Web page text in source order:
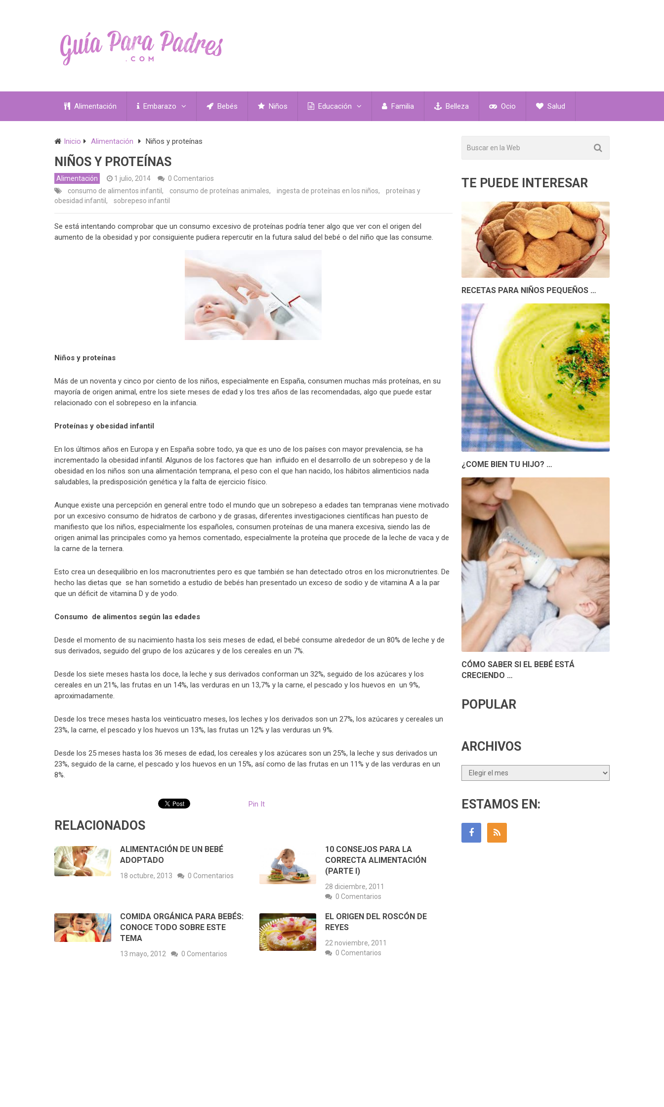
Alimentación Embarazo Bebés Niños Educación Familia Belleza Ocio Salud
Inicio Alimentación Niños y proteínas
NIÑOS Y PROTEÍNAS
Alimentación 1 julio, 2014
0 Comentarios
consumo de alimentos infantil , consumo de proteínas animales, ingesta de proteínas en los niños,
proteínas y
obesidad infantil , sobrepeso infantil
Se está intentando comprobar que un consumo excesivo de proteínas podría tener algo que ver con el origen del
aumento de la obesidad y por consiguiente pudiera repercutir en la futura salud del bebé o del niño que las consume.
Niños y proteínas
Más de un noventa y cinco por ciento de los niños, especialmente en España, consumen muchas más proteínas, en su
mayoría de origen animal, entre los siete meses de edad y los tres años de las recomendadas, algo que puede estar
relacionado con el sobrepeso en la infancia.
Proteínas y obesidad infantil
En los últimos años en Europa y en España sobre todo, ya que es uno de los países con mayor prevalencia, se ha
incrementado la obesidad infantil. Algunos de los factores que han influido en el desarrollo de un sobrepeso y de la
obesidad en los niños son una alimentación temprana, el peso con el que han nacido, los hábitos alimenticios nada
saludables, la predisposición genética y la falta de ejercicio físico.
Aunque existe una percepción en general entre todo el mundo que un sobrepeso a edades tan tempranas viene motivado
por un excesivo consumo de hidratos de carbono y de grasas, diferentes investigaciones científicas han puesto de
manifiesto que los niños, especialmente los españoles, consumen proteínas de una manera excesiva, siendo las de
origen animal las principales como ya hemos comentado, especialmente la proteína que procede de la leche de vaca y de
la carne de la ternera.
Esto crea un desequilibrio en los macronutrientes pero es que también se han detectado otros en los micronutrientes. De
hecho las dietas que se han sometido a estudio de bebés han presentado un exceso de sodio y de vitamina A a la par
que un déficit de vitamina D y de yodo.
Consumo de alimentos según las edades
Desde el momento de su nacimiento hasta los seis meses de edad, el bebé consume alrededor de un 80% de leche y de
sus derivados, seguido del grupo de los azúcares y de los cereales en un 7%.
Desde los siete meses hasta los doce, la leche y sus derivados conforman un 32%, seguido de los azúcares y los
cereales en un 21%, las frutas en un 14%, las verduras en un 13,7% y la carne, el pescado y los huevos en un 9%,
aproximadamente.
Desde los trece meses hasta los veinticuatro meses, los leches y los derivados son un 27%, los azúcares y cereales un
23%, la carne, el pescado y los huevos un 13%, las frutas un 12% y las verduras un 9%.
Desde los 25 meses hasta los 36 meses de edad, los cereales y los azúcares son un 25%, la leche y sus derivados un
23%, seguido de la carne, el pescado y los huevos en un 15%, así como de las frutas en un 11% y de las verduras en un
8%.
Pin It
RELACIONADOS
ALIMENTACIÓN DE UN BEBÉ
ADOPTADO
18 octubre, 2013 0 Comentarios
10 CONSEJOS PARA LA
CORRECTA ALIMENTACIÓN
(PARTE I)
28 diciembre, 2011
0 Comentarios
COMIDA ORGÁNICA PARA BEBÉS:
CONOCE TODO SOBRE ESTE
TEMA
13 mayo, 2012 0 Comentarios
EL ORIGEN DEL ROSCÓN DE
REYES
22 noviembre, 2011
0 Comentarios
TE PUEDE INTERESAR
RECETAS PARA NIÑOS PEQUEÑOS …
¿COME BIEN TU HIJO? …
CÓMO SABER SI EL BEBÉ ESTÁ
CRECIENDO …
POPULAR
ARCHIVOS
Archivos
ESTAMOS EN: